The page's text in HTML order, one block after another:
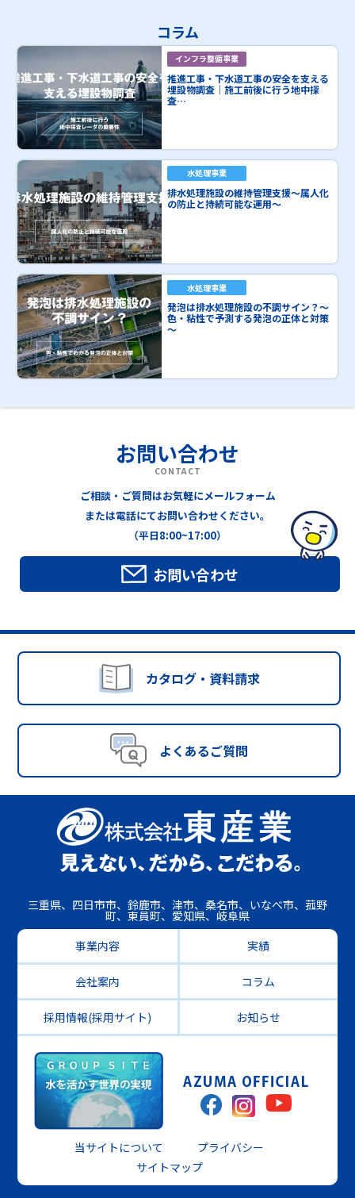
コラム
インフラ整備事業
推進工事・下水道工事の安全を支える
埋設物調査｜施工前後に行う地中探
査…
水処理事業
排水処理施設の維持管理支援～属人化
の防止と持続可能な運用～
水処理事業
発泡は排水処理施設の不調サイン？～
色・粘性で予測する発泡の正体と対策
～
お問い合わせ
CONTACT
ご相談・ご質問はお気軽にメールフォーム
または電話にてお問い合わせください。
（平日8:00~17:00）
お問い合わせ
カタログ・資料請求
よくあるご質問
三重県、四日市市、鈴鹿市、津市、桑名市、いなべ市、菰野
町、東員町、愛知県、岐阜県
事業内容
実績
会社案内 コラム
採用情報(採用サイト) お知らせ
当サイトについて
プライバシー
サイトマップ